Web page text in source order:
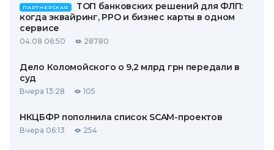
ПАРТНЕРСКАЯ
ТОП банковских решений для ФЛП:
когда эквайринг, РРО и бизнес карты в одном
сервисе
04.08 06:50 28780
Дело Коломойского о 9,2 млрд грн передали в
суд
Вчера 13:28 105
НКЦБФР пополнила список SCAM-проектов
Вчера 06:13 254